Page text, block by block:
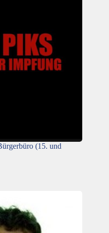
(15. und